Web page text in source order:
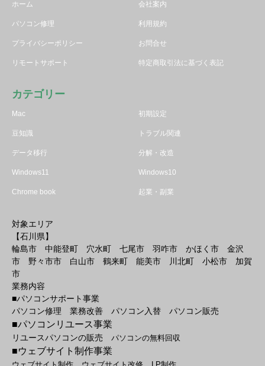
ホーム 会社案内
パソコン修理 利用規約
プライバシーポリシー お問合せ
リモートサポート 特定商取引法に基づく表記
カテゴリー
Mac 初期設定
豆知識 トラブル関連
データ移行 分解・改造
Windows11 Windows10
Chrome book 起業・副業
対象エリア
【石川県】
輪島市 中能登町 穴水町 七尾市 羽咋市 かほく市 金沢
市 野々市市 白山市 鶴来町 能美市 川北町 小松市 加賀
市
業務内容
■パソコンサポート事業
パソコン修理 業務改善 パソコン入替 パソコン販売
■パソコンリユース事業
リユースパソコンの販売 パソコンの無料回収
■ウェブサイト制作事業